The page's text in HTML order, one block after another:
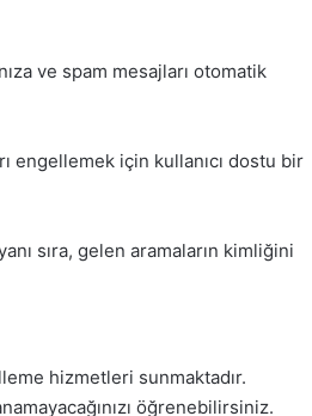
ve spam mesajları otomatik
engellemek için kullanıcı dostu bir
sıra, gelen aramaların kimliğini
hizmetleri sunmaktadır.
öğrenebilirsiniz.